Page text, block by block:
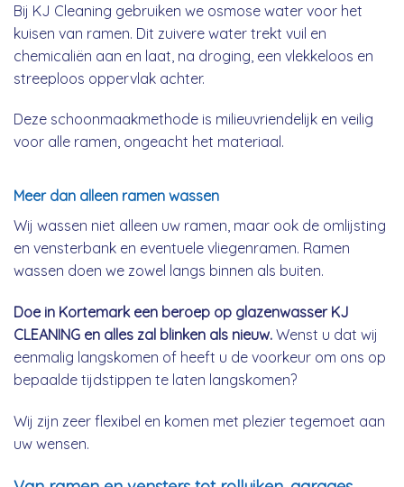
Bij KJ Cleaning gebruiken we osmose water voor het
kuisen van ramen. Dit zuivere water trekt vuil en
chemicaliën aan en laat, na droging, een vlekkeloos en
streeploos oppervlak achter.
Deze schoonmaakmethode is milieuvriendelijk en veilig
voor alle ramen, ongeacht het materiaal.
Meer dan alleen ramen wassen
Wij wassen niet alleen uw ramen, maar ook de omlijsting
en vensterbank en eventuele vliegenramen. Ramen
wassen doen we zowel langs binnen als buiten.
Doe in Kortemark een beroep op glazenwasser KJ
CLEANING en alles zal blinken als nieuw. Wenst u dat wij
eenmalig langskomen of heeft u de voorkeur om ons op
bepaalde tijdstippen te laten langskomen?
Wij zijn zeer flexibel en komen met plezier tegemoet aan
uw wensen.